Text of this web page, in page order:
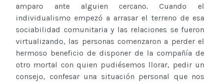
amparo ante alguien cercano. Cuando el
individualismo empezó a arrasar el terreno de esa
sociabilidad comunitaria y las relaciones se fueron
virtualizando, las personas comenzaron a perder el
hermoso beneficio de disponer de la compañía de
otro mortal con quien pudiésemos llorar, pedir un
consejo, confesar una situación personal que nos